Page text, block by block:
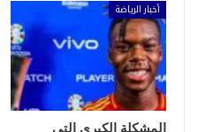
أخبار الرياضة
المشكلة الكبرى التي